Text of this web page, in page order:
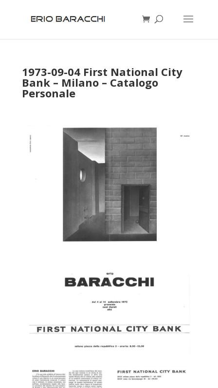
1973-09-04 First National City
Bank – Milano – Catalogo
Personale